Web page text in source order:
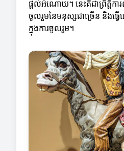
ផ្តល់អំណោយ។ នេះគឺជាព្រឹត្តិក
ចូលរួមនៃមនុស្សជាច្រើន និងធ្វ
ក្នុងការចូលរួម។